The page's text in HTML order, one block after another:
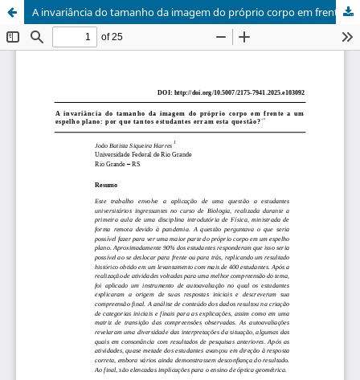
A invariância do tamanho da imagem do próprio corpo em frente a um espelho plano: por que tantos estudantes erram esta questão?